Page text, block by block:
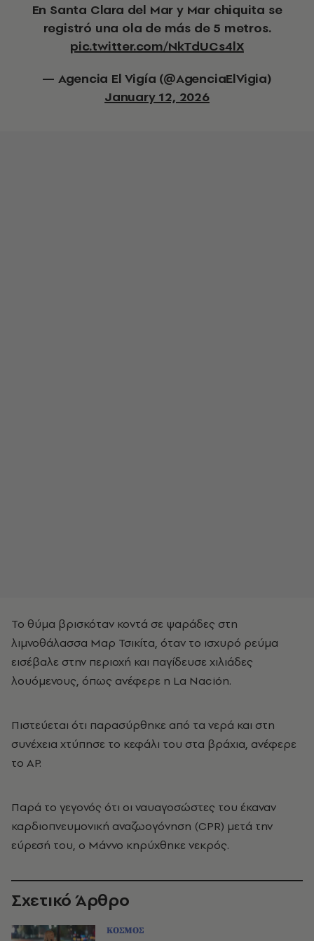
En Santa Clara del Mar y Mar chiquita se
registró una ola de más de 5 metros.
pic.twitter.com/NkTdUCs4lX
— Agencia El Vigía (@AgenciaElVigia)
January 12, 2026
Το θύμα βρισκόταν κοντά σε ψαράδες στη
λιμνοθάλασσα Μαρ Τσικίτα, όταν το ισχυρό ρεύμα
εισέβαλε στην περιοχή και παγίδευσε χιλιάδες
λουόμενους, όπως ανέφερε η La Nación.
Πιστεύεται ότι παρασύρθηκε από τα νερά και στη
συνέχεια χτύπησε το κεφάλι του στα βράχια, ανέφερε
το AP.
Παρά το γεγονός ότι οι ναυαγοσώστες του έκαναν
καρδιοπνευμονική αναζωογόνηση (CPR) μετά την
εύρεσή του, ο Μάννο κηρύχθηκε νεκρός.
Σχετικό Άρθρο
ΚΟΣΜΟΣ